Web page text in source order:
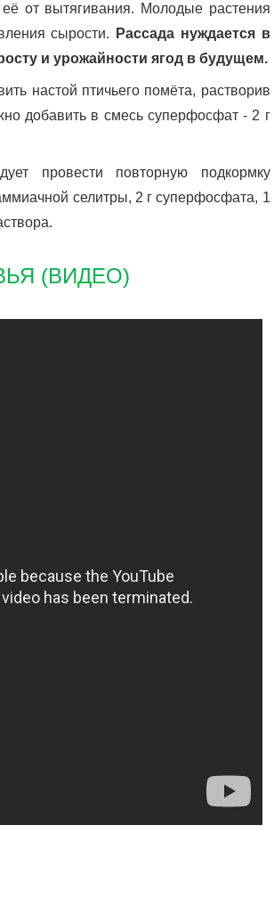
от вытягивания. Молодые растения
сырости. Рассада нуждается в
и урожайности ягод в будущем.
настой птичьего помёта, растворив
добавить в смесь суперфосфат - 2 г
провести повторную подкормку
селитры, 2 г суперфосфата, 1
(ВИДЕО)